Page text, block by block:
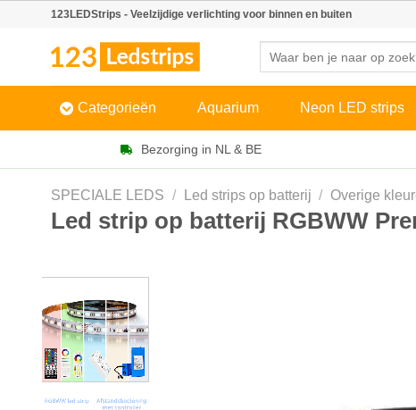
123LEDStrips - Veelzijdige verlichting voor binnen en buiten
Categorieën Aquarium Neon LED strips
Bezorging in NL & BE
SPECIALE LEDS / Led strips op batterij / Overige
Led strip op batterij RGBWW